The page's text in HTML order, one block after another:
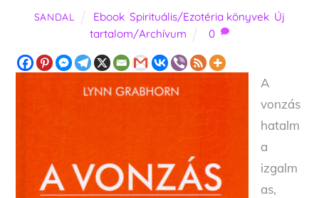
SANDAL Ebook ,Spirituális/Ezotéria könyvek Új
tartalom/Archívum
0
A
vonzás
hatalm
a
izgalm
as,